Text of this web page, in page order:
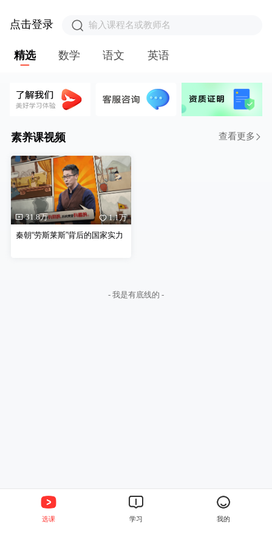
点击登录 输入课程名或教师名
精选 数学 语文 英语
素养课视频 查看更多
31.8万
1.1万
秦朝“劳斯莱斯”背后的国家实力
选课 学习 我的
- 我是有底线的 -